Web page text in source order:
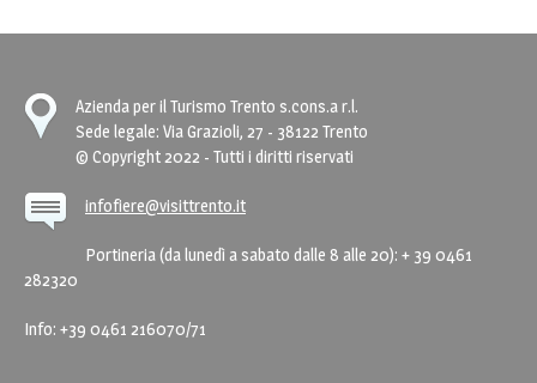
Azienda per il Turismo Trento s.cons.a r.l.
Sede legale: Via Grazioli, 27 - 38122 Trento
© Copyright 2022 - Tutti i diritti riservati
infofiere@visittrento.it
Portineria (da lunedì a sabato dalle 8 alle 20): + 39 0461
282320
Info: +39 0461 216070/71